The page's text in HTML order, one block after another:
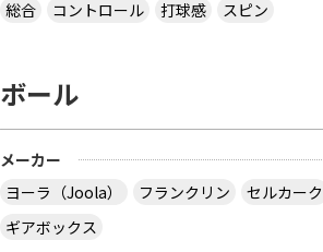
総合
コントロール 打球感 スピン
ボール
メーカー
ヨーラ（Joola）
フランクリン セルカーク
ギアボックス